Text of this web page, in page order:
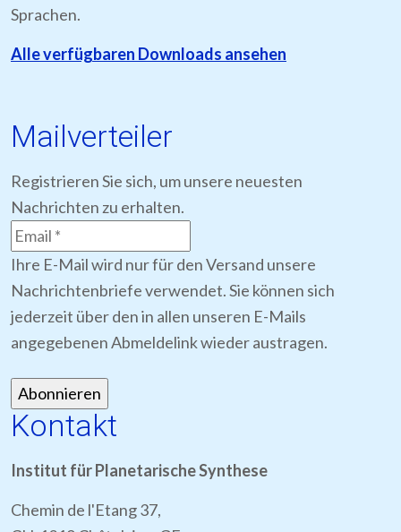
Sprachen.
Alle verfügbaren Downloads ansehen
Mailverteiler
Registrieren Sie sich, um unsere neuesten
Nachrichten zu erhalten.
Ihre E-Mail wird nur für den Versand unsere
Nachrichtenbriefe verwendet. Sie können sich
jederzeit über den in allen unseren E-Mails
angegebenen Abmeldelink wieder austragen.
Kontakt
Institut für Planetarische Synthese
Chemin de l'Etang 37,